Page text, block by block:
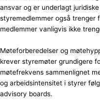
ansvar og er underlagt
styremedlemmer også trenger
medlemmer vanligvis ikke
Møteforberedelser og
krever styremøter grundigere
møtefrekvens sammenlignet
og arbeidsintensitet i styrer
advisory boards.